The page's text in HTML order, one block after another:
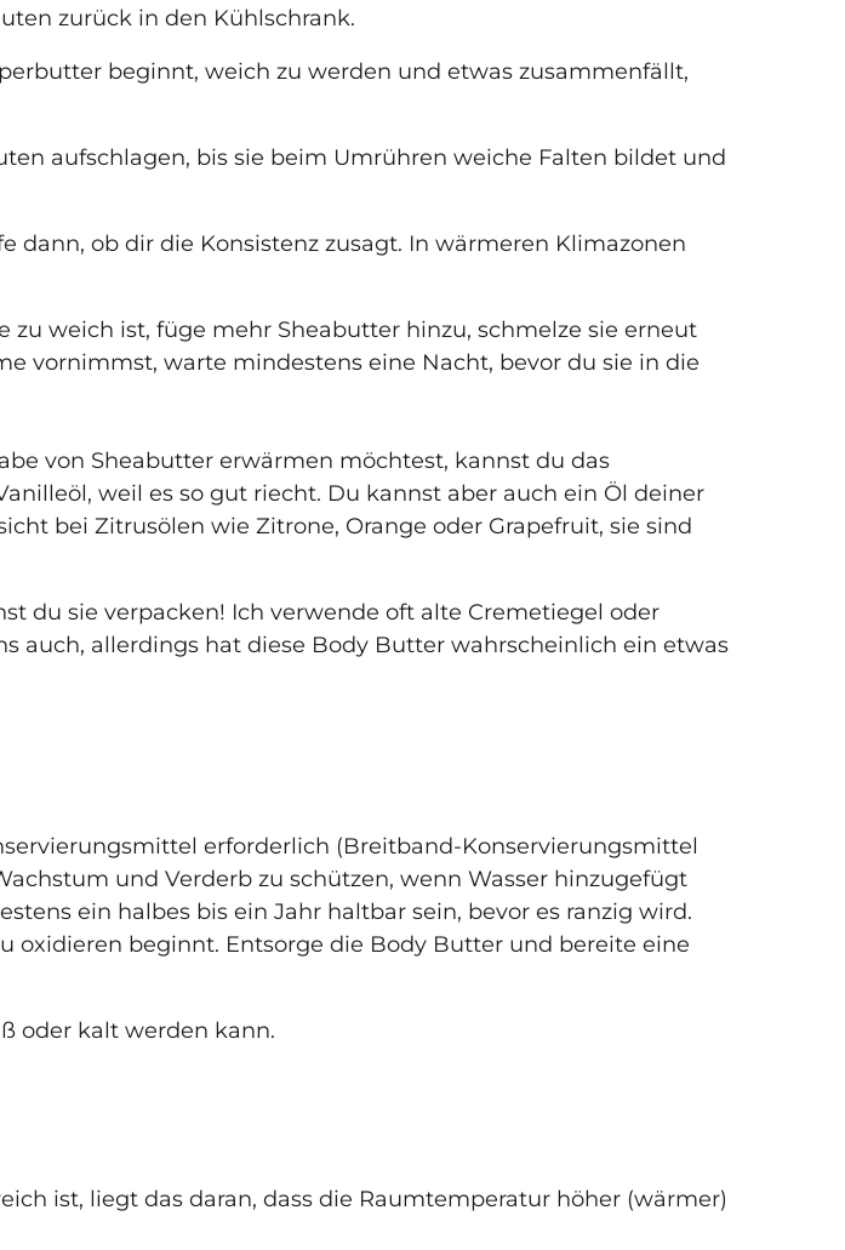
zurück in den Kühlschrank.
beginnt, weich zu werden und etwas zusammenfällt,
aufschlagen, bis sie beim Umrühren weiche Falten bildet und
ob dir die Konsistenz zusagt. In wärmeren Klimazonen
weich ist, füge mehr Sheabutter hinzu, schmelze sie erneut
vornimmst, warte mindestens eine Nacht, bevor du sie in die
von Sheabutter erwärmen möchtest, kannst du das
weil es so gut riecht. Du kannst aber auch ein Öl deiner
bei Zitrusölen wie Zitrone, Orange oder Grapefruit, sie sind
du sie verpacken! Ich verwende oft alte Cremetiegel oder
auch, allerdings hat diese Body Butter wahrscheinlich ein etwas
erforderlich (Breitband-Konservierungsmittel
und Verderb zu schützen, wenn Wasser hinzugefügt
ein halbes bis ein Jahr haltbar sein, bevor es ranzig wird.
oxidieren beginnt. Entsorge die Body Butter und bereite eine
oder kalt werden kann.
ist, liegt das daran, dass die Raumtemperatur höher (wärmer)